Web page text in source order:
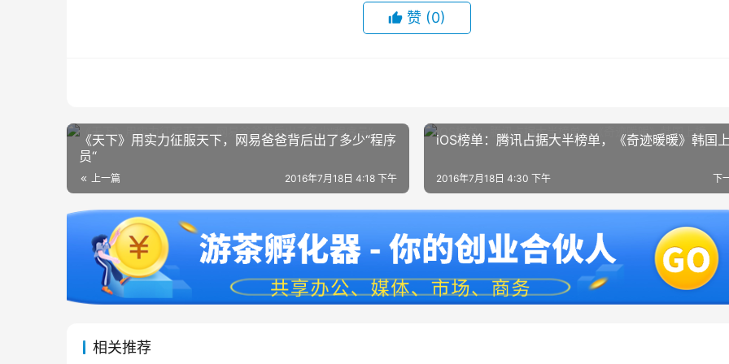
赞 (0)
《天下》用实力征服天下，网易爸爸背后出了多少“程序
员“
上一篇 2016年7月18日 4:18 下午
iOS榜单：腾讯占据大半榜单，《奇迹暖暖》韩国
下
2016年7月18日 4:30 下午
相关推荐